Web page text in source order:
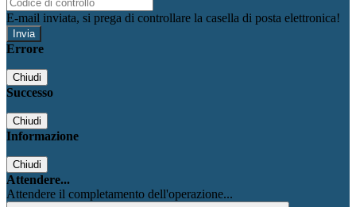
E-mail inviata, si prega di controllare la casella di posta elettronica!
Errore
Chiudi
Successo
Chiudi
Informazione
Chiudi
Attendere...
Attendere il completamento dell'operazione...